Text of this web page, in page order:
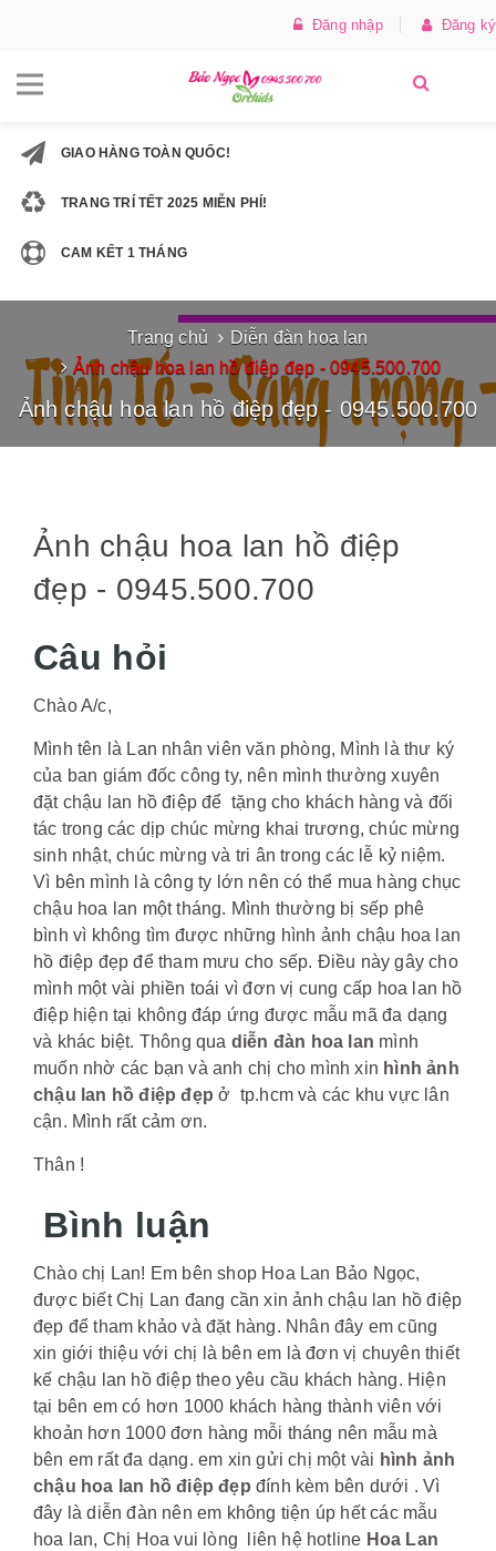
Đăng nhập Đăng ký
GIAO HÀNG TOÀN QUỐC!
TRANG TRÍ TẾT 2025 MIỄN PHÍ!
CAM KẾT 1 THÁNG
Trang chủ
Diễn đàn hoa lan
Ảnh chậu hoa lan hồ điệp đẹp - 0945.500.700
Ảnh chậu hoa lan hồ điệp đẹp - 0945.500.700
Ảnh chậu hoa lan hồ điệp
đẹp - 0945.500.700
Câu hỏi
Chào A/c,
Mình tên là Lan nhân viên văn phòng, Mình là thư ký
của ban giám đốc công ty, nên mình thường xuyên
đặt chậu lan hồ điệp để tặng cho khách hàng và đối
tác trong các dịp chúc mừng khai trương, chúc mừng
sinh nhật, chúc mừng và tri ân trong các lễ kỷ niệm.
Vì bên mình là công ty lớn nên có thể mua hàng chục
chậu hoa lan một tháng. Mình thường bị sếp phê
bình vì không tìm được những hình ảnh chậu hoa lan
hồ điệp đẹp để tham mưu cho sếp. Điều này gây cho
mình một vài phiền toái vì đơn vị cung cấp hoa lan hồ
điệp hiện tại không đáp ứng được mẫu mã đa dạng
và khác biệt. Thông qua diễn đàn hoa lan mình
muốn nhờ các bạn và anh chị cho mình xin hình ảnh
chậu lan hồ điệp đẹp ở tp.hcm và các khu vực lân
cận. Mình rất cảm ơn.
Thân !
Bình luận
Chào chị Lan! Em bên shop Hoa Lan Bảo Ngọc,
được biết Chị Lan đang cần xin ảnh chậu lan hồ điệp
đẹp để tham khảo và đặt hàng. Nhân đây em cũng
xin giới thiệu với chị là bên em là đơn vị chuyên thiết
kế chậu lan hồ điệp theo yêu cầu khách hàng. Hiện
tại bên em có hơn 1000 khách hàng thành viên với
khoản hơn 1000 đơn hàng mỗi tháng nên mẫu mà
bên em rất đa dạng. em xin gửi chị một vài hình ảnh
chậu hoa lan hồ điệp đẹp đính kèm bên dưới . Vì
đây là diễn đàn nên em không tiện úp hết các mẫu
hoa lan, Chị Hoa vui lòng liên hệ hotline Hoa Lan